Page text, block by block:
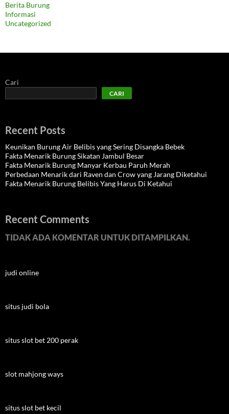
Berita Burung
Informasi
Uncategorized
Cari
CARI
Recent Posts
Keunikan Burung Air Belibis yang Sering Disangka Bebek
Fakta Menarik Burung Sikatan Jambul Besar
Fakta Menarik Burung Manyar Kerbau Paruh Merah
Perbedaan Menarik dari Raven dan Crow yang Jarang Diketahui
Fakta Menarik Burung Belibis Yang Harus Di Ketahui
Recent Comments
TIDAK ADA KOMENTAR UNTUK DITAMPILKAN.
judi online
situs judi bola
situs slot bet 200 perak
slot mahjong ways
situs slot bet kecil